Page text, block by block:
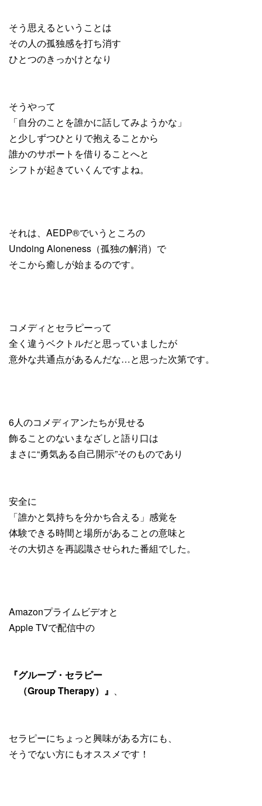
そう思えるということは
その人の孤独感を打ち消す
ひとつのきっかけとなり
そうやって
「自分のことを誰かに話してみようかな」
と少しずつひとりで抱えることから
誰かのサポートを借りることへと
シフトが起きていくんですよね。
それは、AEDP®︎でいうところの
Undoing Aloneness（孤独の解消）で
そこから癒しが始まるのです。
コメディとセラピーって
全く違うベクトルだと思っていましたが
意外な共通点があるんだな…と思った次第です。
6人のコメディアンたちが見せる
飾ることのないまなざしと語り口は
まさに“勇気ある自己開示”そのものであり
安全に
「誰かと気持ちを分かち合える」感覚を
体験できる時間と場所があることの意味と
その大切さを再認識させられた番組でした。
Amazonプライムビデオと
Apple TVで配信中の
『グループ・セラピー
（Group Therapy）』
セラピーにちょっと興味がある方にも、
そうでない方にもオススメです！